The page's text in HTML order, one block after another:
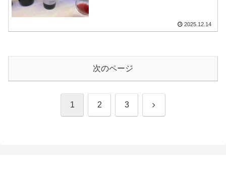
2025.12.14
次のページ
1 2 3 次